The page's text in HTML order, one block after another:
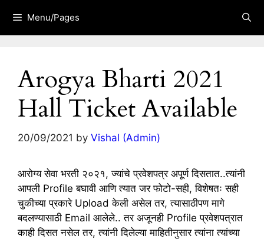
content
Menu/Pages
Arogya Bharti 2021
Hall Ticket Available
20/09/2021 by Vishal (Admin)
आरोग्य सेवा भरती २०२१, ज्यांचे प्रवेशपत्र अपूर्ण दिसतात..त्यांनी
आपली Profile बघावी आणि त्यात जर फोटो-सही, विशेषतः सही
चुकीच्या प्रकारे Upload केली असेल तर, त्यासाठीपण मागे
बदलण्यासाठी Email आलेले.. तर अजूनही Profile प्रवेशपत्रात
काही दिसत नसेल तर, त्यांनी दिलेल्या माहितीनुसार त्यांना त्यांच्या